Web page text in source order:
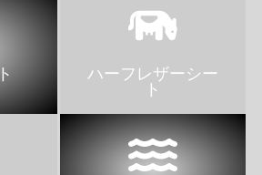
ハーフレザーシー
ト